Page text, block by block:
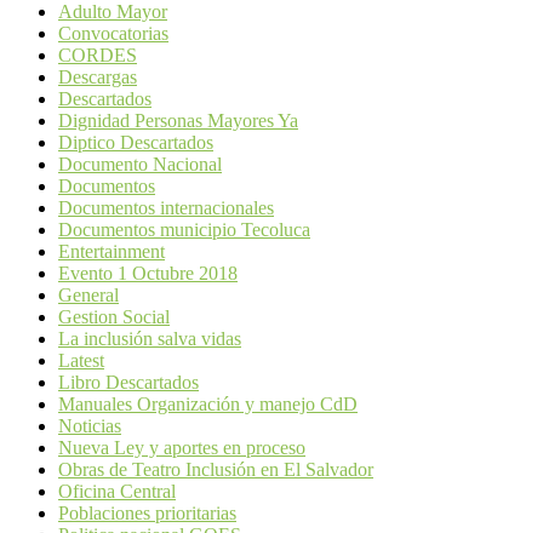
Adulto Mayor
Convocatorias
CORDES
Descargas
Descartados
Dignidad Personas Mayores Ya
Diptico Descartados
Documento Nacional
Documentos
Documentos internacionales
Documentos municipio Tecoluca
Entertainment
Evento 1 Octubre 2018
General
Gestion Social
La inclusión salva vidas
Latest
Libro Descartados
Manuales Organización y manejo CdD
Noticias
Nueva Ley y aportes en proceso
Obras de Teatro Inclusión en El Salvador
Oficina Central
Poblaciones prioritarias